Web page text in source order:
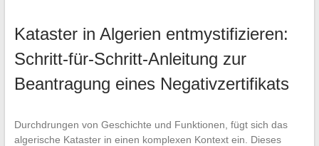
Kataster in Algerien entmystifizieren:
Schritt-für-Schritt-Anleitung zur
Beantragung eines Negativzertifikats
Durchdrungen von Geschichte und Funktionen, fügt sich das
algerische Kataster in einen komplexen Kontext ein. Dieses